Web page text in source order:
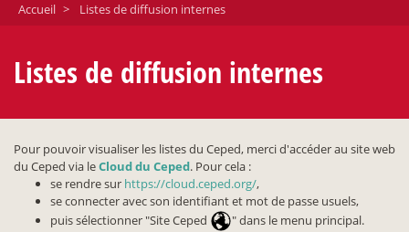
Accueil > Listes de diffusion internes
Listes de diffusion internes
Pour pouvoir visualiser les listes du Ceped, merci d'accéder au site web
du Ceped via leCloud du Ceped. Pour cela :
se rendre sur https://cloud.ceped.org/,
se connecter avec son identifiant et mot de passe usuels,
puis sélectionner "Site Ceped
" dans le menu principal.